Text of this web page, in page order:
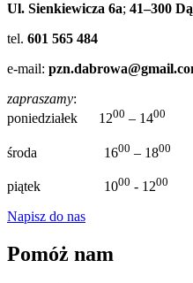
Ul. Sienkiewicza 6a; 41–300
tel. 601 565 484
e-mail:
zapraszamy:
poniedziałek 1200 – 1400
środa 1600 – 1800
piątek 1000 - 1200
Napisz do nas
Pomóż nam